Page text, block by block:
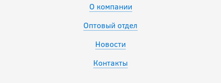
О компании
Оптовый отдел
Новости
Контакты